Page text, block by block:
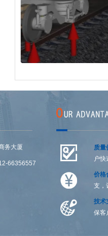
务大厦
66356557
质量
户
价格
支，
技术
保客